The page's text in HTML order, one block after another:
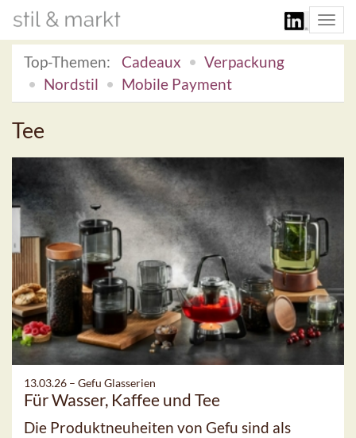
Top-Themen:
Cadeaux
Verpackung
Nordstil
Mobile Payment
Tee
13.03.26 – Gefu Glasserien
Für Wasser, Kaffee und Tee
Die Produktneuheiten von Gefu sind als